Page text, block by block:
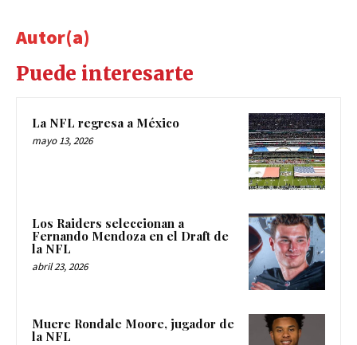
Autor(a)
Puede interesarte
La NFL regresa a México
mayo 13, 2026
Los Raiders seleccionan a
Fernando Mendoza en el Draft de
la NFL
abril 23, 2026
Muere Rondale Moore, jugador de
la NFL